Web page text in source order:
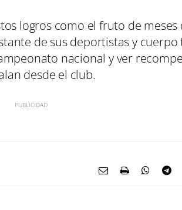
logros como el fruto de meses
de sus deportistas y cuerpo
nacional y ver
desde el club.